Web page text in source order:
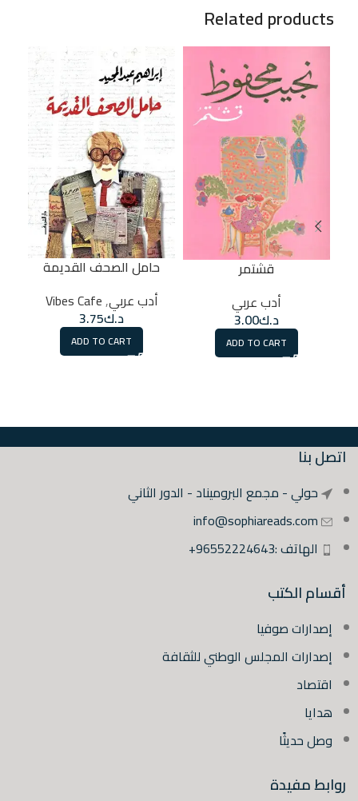
Related products
قشتمر
أدب عربي
د.ك3.00
ADD TO CART
حامل الصحف القديمة
أدب عربي,
Vibes Cafe
د.ك3.75
ADD TO CART
اتصل بنا
حولي - مجمع البروميناد - الدور الثاني
info@sophiareads.com
الهاتف :96552224643+
أقسام الكتب
إصدارات صوفيا
إصدارات المجلس الوطني للثقافة
اقتصاد
هدايا
وصل حديثًا
روابط مفيدة